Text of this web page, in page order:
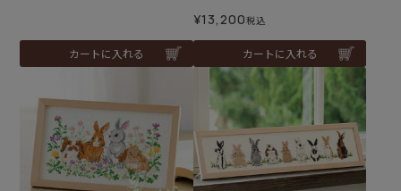
カートに入れる
¥13,200税込
カートに入れる